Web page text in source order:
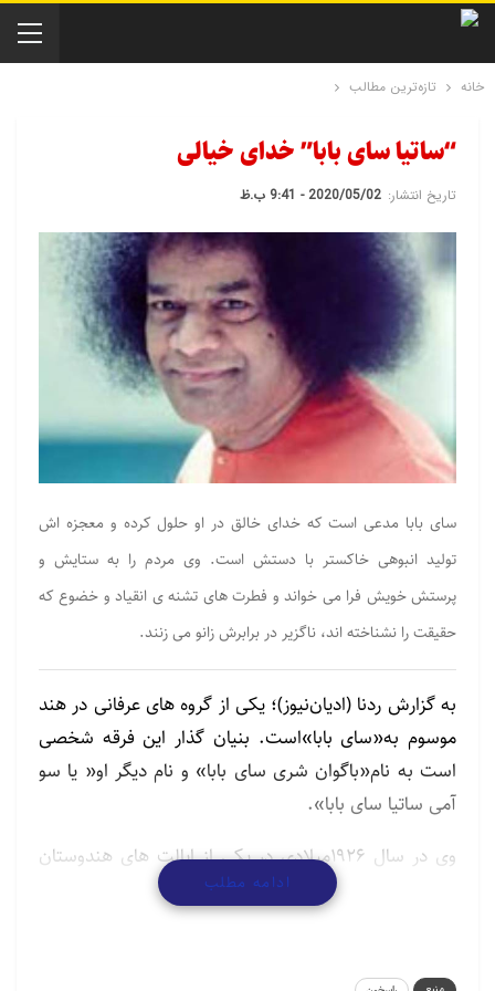
خانه تازه‌ترین مطالب
“ساتیا سای بابا” خدای خیالی
تاریخ انتشار: 2020/05/02 - 9:41 ب.ظ
سای بابا مدعی است که خدای خالق در او حلول کرده و معجزه اش
تولید انبوهی خاکستر با دستش است. وی مردم را به ستایش و
پرستش خویش فرا می خواند و فطرت های تشنه ی انقیاد و خضوع که
حقیقت را نشناخته اند، ناگزیر در برابرش زانو می زنند.
به گزارش ردنا (ادیان‌نیوز)؛ یکی از گروه های عرفانی در هند
موسوم به«سای بابا»است. بنیان گذار این فرقه شخصی
است به نام«باگوان شری سای بابا» و نام دیگر او« یا سو
آمی ساتیا سای بابا».
وی در سال ۱۹۲۶میلادی در یکی از ایالت های هندوستان
به دنیا آمد. سای بابا در سن چهارده سالگی، مدعی شد از
سوی خداوند برای هدایت همه ی آدمیان برگزیده شده
ادامه مطلب